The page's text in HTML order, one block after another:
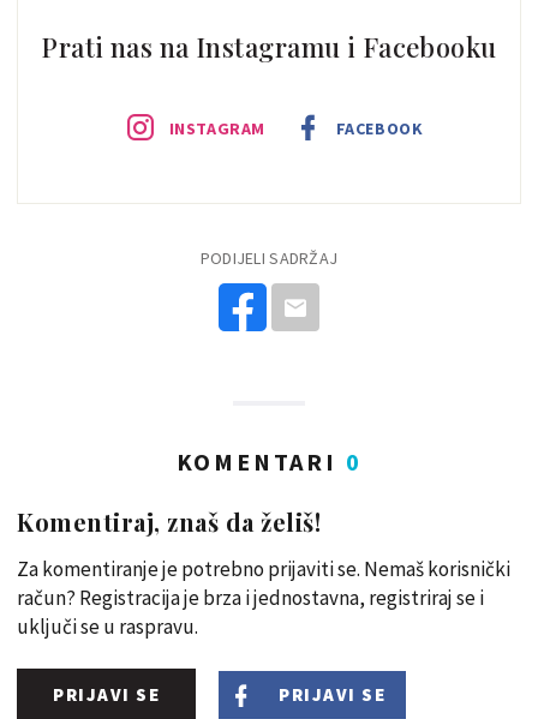
Prati nas na Instagramu i Facebooku
INSTAGRAM FACEBOOK
PODIJELI SADRŽAJ
KOMENTARI 0
Komentiraj, znaš da želiš!
Za komentiranje je potrebno prijaviti se. Nemaš korisnički
račun? Registracija je brza i jednostavna, registriraj se i
uključi se u raspravu.
PRIJAVI SE PRIJAVI SE